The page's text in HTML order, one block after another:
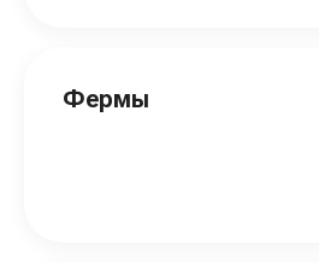
Фермы